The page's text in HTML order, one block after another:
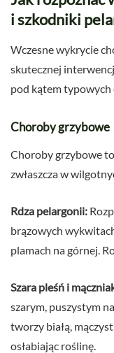
i szkodniki
Wczesne wykrycie
skutecznej
pod kątem
Choroby grzybowe
Choroby grzybowe
zwłaszcza w
Rdza pelargonii:
brązowych
plamach na górnej.
Szara pleśń i
szarym, puszystym
tworzy białą,
osłabiając roślinę.